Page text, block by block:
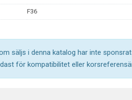
F36
säljs i denna katalog har inte
för kompatibilitet eller